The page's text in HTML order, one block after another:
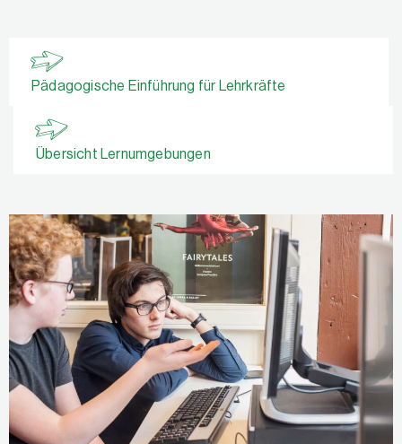
Pädagogische Einführung für Lehrkräfte
Übersicht Lernumgebungen